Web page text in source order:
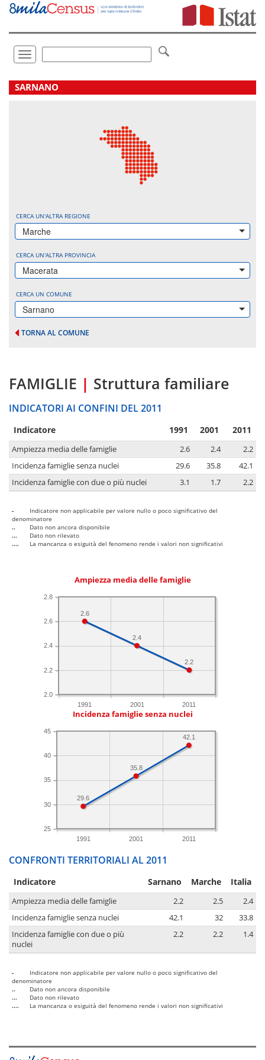
Vai
direttamente
Toggle
navigation
.
SARNANO
CERCA UN'ALTRA REGIONE
Marche
CERCA UN'ALTRA PROVINCIA
Macerata
CERCA UN COMUNE
Sarnano
TORNA AL COMUNE
FAMIGLIE | Struttura familiare
INDICATORI AI CONFINI DEL 2011
Indicatore 1991 2001 2011
Ampiezza media delle famiglie 2.6 2.4
2.2
Incidenza famiglie senza nuclei
29.6 35.8
42.1
Incidenza famiglie con due o più nuclei
3.1 1.7 2.2
-
Indicatore non applicabile per valore nullo o poco significativo del
denominatore
..
Dato non ancora disponibile
...
Dato non rilevato
....
La mancanza o esiguità del fenomeno rende i valori non significativi
Ampiezza media delle famiglie
1991 2001 2011
2.0
2.2
2.4
2.6
2.8
2.2
2.4
2.6
Incidenza famiglie senza nuclei
1991 2001 2011
25
30
35
40
45
42.1
35.8
29.6
CONFRONTI TERRITORIALI AL 2011
Indicatore Sarnano Marche Italia
Ampiezza media delle famiglie 2.2 2.5
2.4
Incidenza famiglie senza nuclei
42.1 32
33.8
Incidenza famiglie con due o più
nuclei
2.2 2.2 1.4
-
Indicatore non applicabile per valore nullo o poco significativo del
denominatore
..
Dato non ancora disponibile
...
Dato non rilevato
....
La mancanza o esiguità del fenomeno rende i valori non significativi